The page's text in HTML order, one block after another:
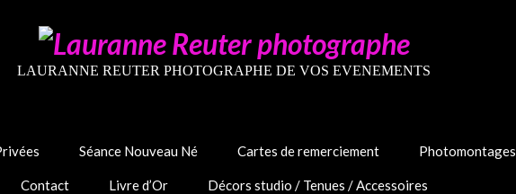
LAURANNE REUTER PHOTOGRAPHE DE VOS EVENEMENTS
Séance Nouveau Né Cartes de remerciement Photomontages
Contact Livre d’Or Décors studio / Tenues / Accessoires